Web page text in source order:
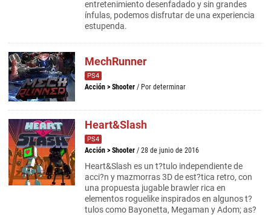
entretenimiento desenfadado y sin grandes
ínfulas, podemos disfrutar de una experiencia
estupenda.
MechRunner
PS4
Acción > Shooter / Por determinar
Heart&Slash
PS4
Acción > Shooter / 28 de junio de 2016
Heart&Slash es un t?tulo independiente de
acci?n y mazmorras 3D de est?tica retro, con
una propuesta jugable brawler rica en
elementos roguelike inspirados en algunos t?
tulos como Bayonetta, Megaman y Adom; as?